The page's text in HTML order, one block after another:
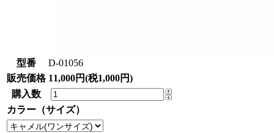
型番
D-01056
販売価格 11,000円(税1,000円)
購入数
カラー（サイズ）